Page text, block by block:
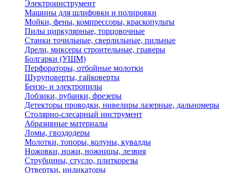
Электроинструмент
Машины для шлифовки и полировки
Мойки, фены, компрессоры, краскопульты
Пилы циркулярные, торцовочные
Станки точильные, сверлильные, пильные
Дрели, миксеры строительные, граверы
Болгарки (УШМ)
Перфораторы, отбойные молотки
Шуруповерты, гайковерты
Бензо- и электропилы
Лобзики, рубанки, фрезеры
Детекторы проводки, нивелиры лазерные, дальномеры
Столярно-слесарный инструмент
Абразивные материалы
Ломы, гвоздодеры
Молотки, топоры, колуны, кувалды
Ножовки, ножи, ножницы, лезвия
Струбцины, стусло, плиткорезы
Отвертки, индикаторы